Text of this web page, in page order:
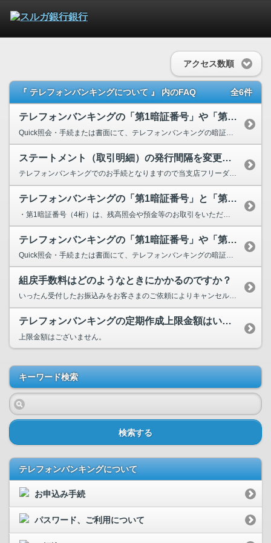
アクセス数順
『 テレフォンバンキングについて 』 内のFAQ 全6件
テレフォンバンキングの「第1暗証番号」や「第2暗証番号」の暗証番号を忘れて...
Quick照会・手続または書面にて、テレフォンバンキングの暗証番号変更を行なっていただく必...
ステートメント（取引明細）の発行間隔を変更したいです。
テレフォンバンキングでのお手続となりますので当支店フリーダイヤルまでご連絡ください。 ...
テレフォンバンキングの「第1暗証番号」と「第2暗証番号」とは何ですか？
テレフォンバンキングの「第1暗証番号」や「第2暗証番号」の暗証番号を変更し...
Quick照会・手続または書面にて、テレフォンバンキングの暗証番号変更を行っていただく必要...
組戻手数料はどのようなときにかかるのですか？
いったん受付したお振込みをお客さまのご依頼によりキャンセルされる場合、先方金融機関から振込...
テレフォンバンキングの定期作成上限金額はいくらですか？
上限金額はございません。
キーワード検索
検索する
テレフォンバンキングについて
お申込み手続
パスワード、ご利用について